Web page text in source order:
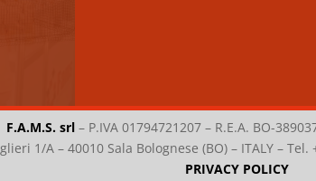
F.A.M.S. srl – P.IVA 01794721207 – R.E.A. BO-
1/A – 40010 Sala Bolognese (BO) – ITALY –
PRIVACY POLICY